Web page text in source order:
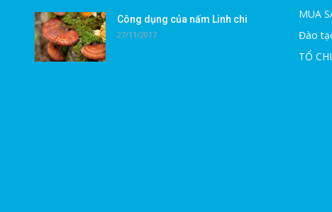
Công dụng của nấm Linh chi
27/11/2017
MUA
Đào
TỔ